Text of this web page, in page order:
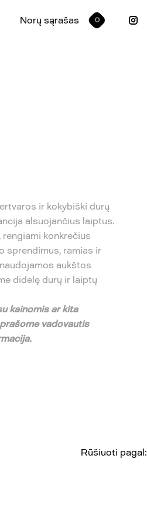
Norų sąrašas 0
ir kokybiški durų
alsuojančius laiptus.
konkrečius
sprendimus, ramias ir
aukštos
didelę durų ir laiptų
kainomis ar kita
prašome vadovautis
Rūšiuoti pagal: